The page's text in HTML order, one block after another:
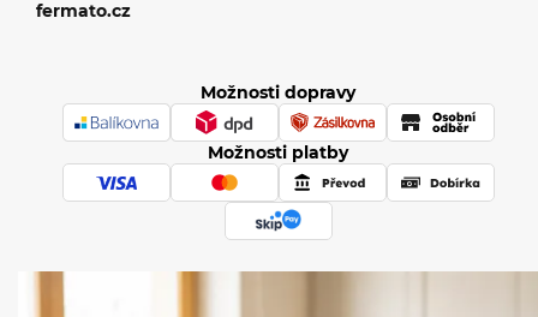
fermato.cz
Možnosti dopravy
Možnosti platby